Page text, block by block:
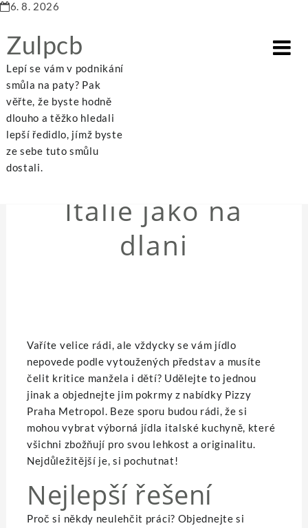
6. 8. 2026
Zulpcb
Lepí se vám v podnikání
smůla na paty? Pak
věřte, že byste hodně
dlouho a těžko hledali
lepší ředidlo, jímž byste
ze sebe tuto smůlu
dostali.
Home Itálie jako na dlani
Itálie jako na
dlani
Vaříte velice rádi, ale vždycky se vám jídlo
nepovede podle vytoužených představ a musíte
čelit kritice manžela i dětí? Udělejte to jednou
jinak a objednejte jim pokrmy z nabídky Pizzy
Praha Metropol. Beze sporu budou rádi, že si
mohou vybrat výborná jídla italské kuchyně, které
všichni zbožňují pro svou lehkost a originalitu.
Nejdůležitější je, si pochutnat!
Nejlepší řešení
Proč si někdy neulehčit práci? Objednejte si